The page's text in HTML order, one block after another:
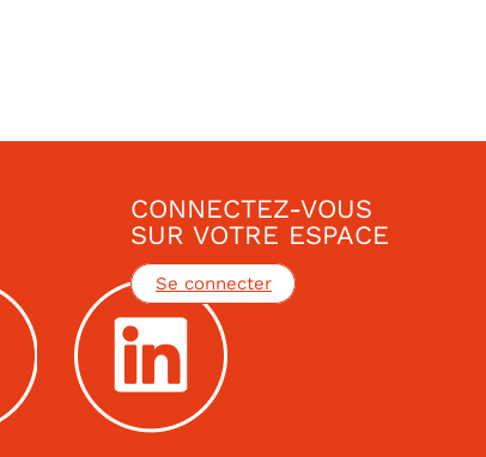
CONNECTEZ-VOUS
SUR VOTRE ESPACE
Se connecter